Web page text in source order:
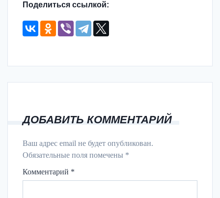
Поделиться ссылкой:
ДОБАВИТЬ КОММЕНТАРИЙ
Ваш адрес email не будет опубликован.
Обязательные поля помечены *
Комментарий *